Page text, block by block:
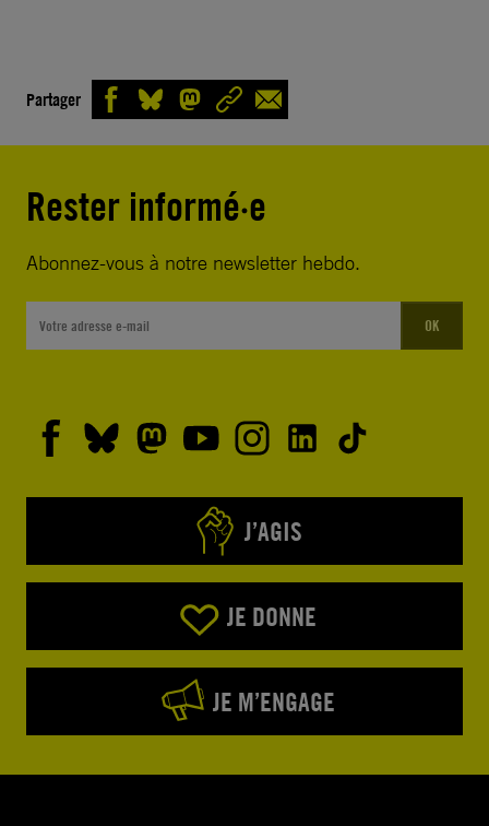
Partager
Rester informé·e
Abonnez-vous à notre newsletter hebdo.
OK
J’AGIS
JE DONNE
JE M’ENGAGE